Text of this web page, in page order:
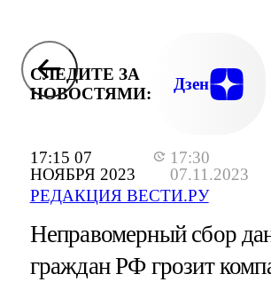
17:15 07
НОЯБРЯ 2023
17:30
07.11.2023
РЕДАКЦИЯ ВЕСТИ.РУ
СЛЕДИТЕ ЗА
НОВОСТЯМИ:
Дзен
Неправомерный сбор
граждан РФ грозит